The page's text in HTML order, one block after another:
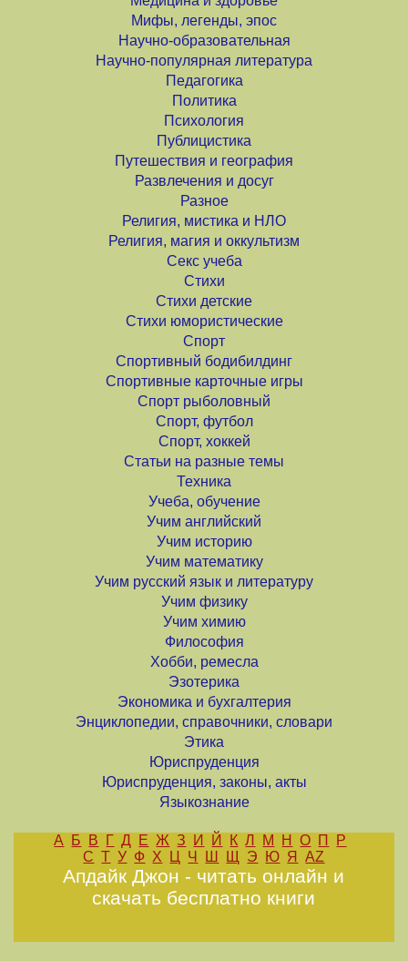
Мифы, легенды, эпос
Научно-образовательная
Научно-популярная литература
Педагогика
Политика
Психология
Публицистика
Путешествия и география
Развлечения и досуг
Разное
Религия, мистика и НЛО
Религия, магия и оккультизм
Секс учеба
Стихи
Стихи детские
Стихи юмористические
Спорт
Спортивный бодибилдинг
Спортивные карточные игры
Спорт рыболовный
Спорт, футбол
Спорт, хоккей
Статьи на разные темы
Техника
Учеба, обучение
Учим английский
Учим историю
Учим математику
Учим русский язык и литературу
Учим физику
Учим химию
Философия
Хобби, ремесла
Эзотерика
Экономика и бухгалтерия
Энциклопедии, справочники, словари
Этика
Юриспруденция
Юриспруденция, законы, акты
Языкознание
А Б В Г Д Е Ж З И Й К Л М Н О П
Р
С Т У Ф Х Ц Ч Ш Щ Э Ю Я AZ
Апдайк Джон - читать онлайн и
скачать бесплатно книги